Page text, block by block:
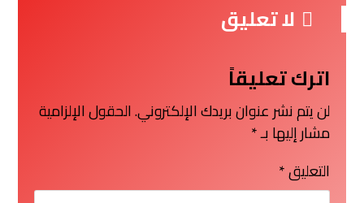
لا تعليق
اترك تعليقاً
لن يتم نشر عنوان بريدك الإلكتروني.الحقول الإلزامية
مشار إليها بـ*
التعليق*